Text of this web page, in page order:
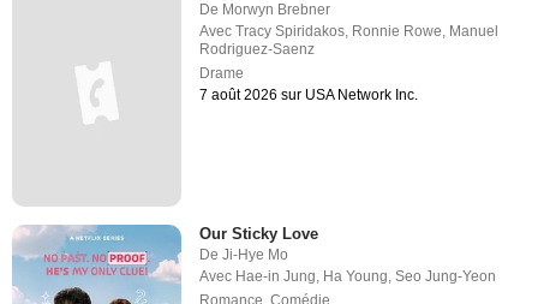
De Morwyn Brebner
AvecTracy Spiridakos, Ronnie Rowe, Manuel
Rodriguez-Saenz
Drame
7 août 2026 sur USA Network Inc.
Our Sticky Love
DeJi-Hye Mo
Avec Hae-in Jung Ha Young ,Seo Jung-Yeon
Romance ,Comédie